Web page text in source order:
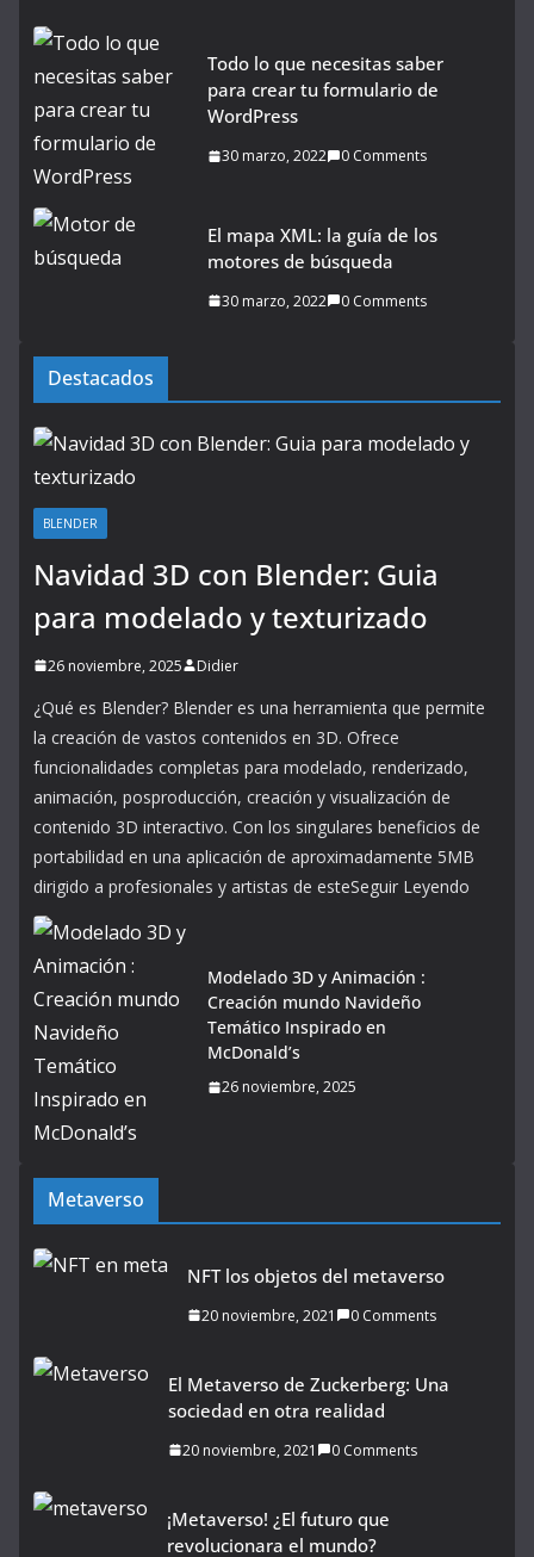
Todo lo que necesitas saber
para crear tu formulario de
WordPress
30 marzo, 2022 0 Comments
El mapa XML: la guía de los
motores de búsqueda
30 marzo, 2022 0 Comments
Destacados
BLENDER
Navidad 3D con Blender: Guia
para modelado y texturizado
26 noviembre, 2025 Didier
¿Qué es Blender? Blender es una herramienta que permite
la creación de vastos contenidos en 3D. Ofrece
funcionalidades completas para modelado, renderizado,
animación, posproducción, creación y visualización de
contenido 3D interactivo. Con los singulares beneficios de
portabilidad en una aplicación de aproximadamente 5MB
dirigido a profesionales y artistas de esteSeguir Leyendo
Modelado 3D y Animación :
Creación mundo Navideño
Temático Inspirado en
McDonald’s
26 noviembre, 2025
Metaverso
NFT los objetos del metaverso
20 noviembre, 2021 0 Comments
El Metaverso de Zuckerberg: Una
sociedad en otra realidad
20 noviembre, 2021 0 Comments
¡Metaverso! ¿El futuro que
revolucionara el mundo?